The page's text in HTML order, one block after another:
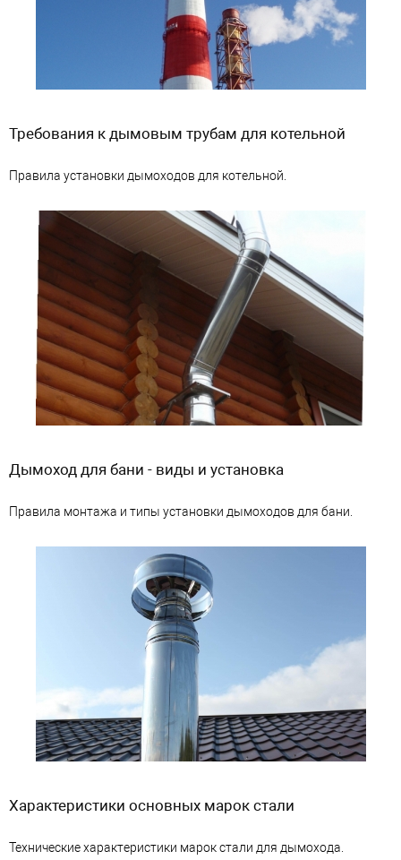
Требования к дымовым трубам для котельной
Правила установки дымоходов для котельной.
Дымоход для бани - виды и установка
Правила монтажа и типы установки дымоходов для бани.
Характеристики основных марок стали
Технические характеристики марок стали для дымохода.